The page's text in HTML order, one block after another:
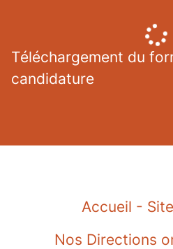
Téléchargement du
candidature
Accueil -
Nos Directions